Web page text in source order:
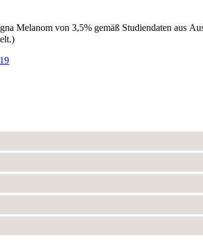
Melanom von 3,5% gemäß Studiendaten aus